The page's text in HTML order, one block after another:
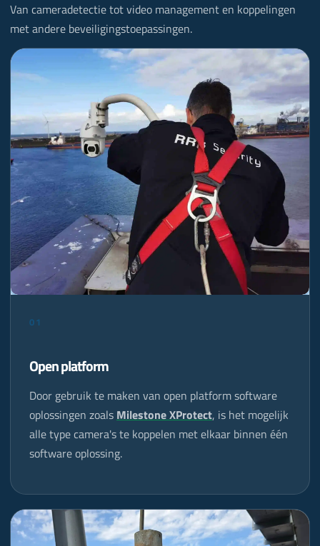
Van cameradetectie tot video management en koppelingen
met andere beveiligingstoepassingen.
01
Open platform
Door gebruik te maken van open platform software
oplossingen zoals Milestone XProtect, is het mogelijk
alle type camera's te koppelen met elkaar binnen één
software oplossing.